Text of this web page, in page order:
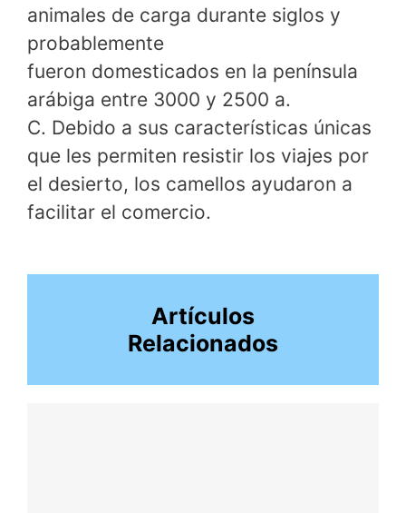
animales de carga durante siglos y
probablemente
fueron domesticados en la península
arábiga entre 3000 y 2500 a.
C. Debido a sus características únicas
que les permiten resistir los viajes por
el desierto, los camellos ayudaron a
facilitar el comercio.
Artículos
Relacionados